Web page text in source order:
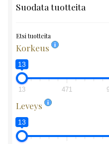
Suodata tuotteita
Etsi tuotteita
Korkeus
13
13 471
Leveys
13